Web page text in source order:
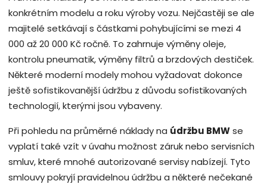
konkrétním modelu a roku výroby vozu. Nejčastěji se ale
majitelé setkávají s částkami pohybujícími se mezi 4
000 až 20 000 Kč ročně. To zahrnuje výměny oleje,
kontrolu pneumatik, výměny filtrů a brzdových destiček.
Některé moderní modely mohou vyžadovat dokonce
ještě sofistikovanější údržbu z důvodu sofistikovaných
technologií, kterými jsou vybaveny.
Při pohledu na průměrné náklady na údržbu BMWse
vyplatí také vzít v úvahu možnost záruk nebo servisních
smluv, které mnohé autorizované servisy nabízejí. Tyto
smlouvy pokryjí pravidelnou údržbu a některé nečekané